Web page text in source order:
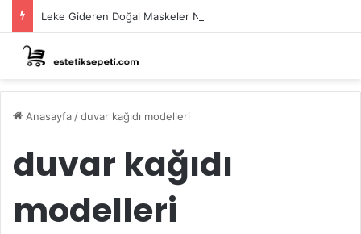
Leke Gideren Doğal Maskeler Nasıl Yapılır?
Anasayfa /duvar kağıdı modelleri
duvar kağıdı
modelleri